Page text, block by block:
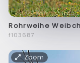
Rohrweihe
f103687
Zoom